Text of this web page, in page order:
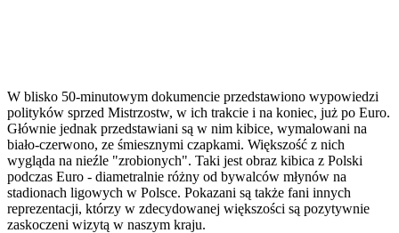
W blisko 50-minutowym dokumencie przedstawiono wypowiedzi
polityków sprzed Mistrzostw, w ich trakcie i na koniec, już po Euro.
Głównie jednak przedstawiani są w nim kibice, wymalowani na
biało-czerwono, ze śmiesznymi czapkami. Większość z nich
wygląda na nieźle "zrobionych". Taki jest obraz kibica z Polski
podczas Euro - diametralnie różny od bywalców młynów na
stadionach ligowych w Polsce. Pokazani są także fani innych
reprezentacji, którzy w zdecydowanej większości są pozytywnie
zaskoczeni wizytą w naszym kraju.